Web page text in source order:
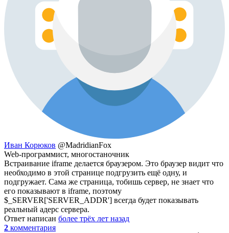
Иван Корюков @MadridianFox
Web-программист, многостаночник
Встраивание iframe делается браузером. Это браузер видит что
необходимо в этой странице подгрузить ещё одну, и
подгружает. Сама же страница, тобишь сервер, не знает что
его показывают в iframe, поэтому
$_SERVER['SERVER_ADDR'] всегда будет показывать
реальный адерс сервера.
Ответ написан более трёх лет назад
2 комментария